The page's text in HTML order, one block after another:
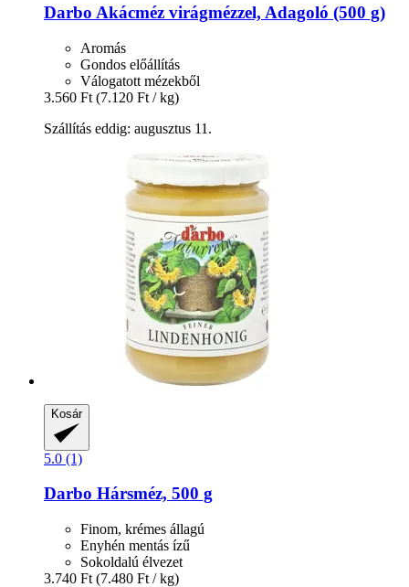
Darbo Akácméz virágmézzel, Adagoló (500 g)
Aromás
Gondos előállítás
Válogatott mézekből
3.560 Ft (7.120 Ft / kg)
Szállítás eddig: augusztus 11.
Kosár
5.0 (1)
Darbo Hársméz, 500 g
Finom, krémes állagú
Enyhén mentás ízű
Sokoldalú élvezet
3.740 Ft (7.480 Ft / kg)